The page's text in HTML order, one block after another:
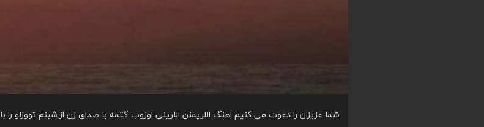
شما عزیزان را دعوت می کنیم اهنگ اللریمنن اللرینی اوزوب گتمه با صدای زن از شبنم تووزلو را با